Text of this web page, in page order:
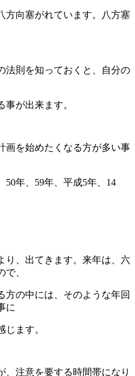
方向塞がれています。八方塞
法則を知っておくと、自分の
が出来ます。
画を始めたくなる方が多い事
50年、59年、平成5年、14
り、出てきます。来年は、六
、
方の中には、そのような年回
に
ます。
、注意を要する時間帯になり